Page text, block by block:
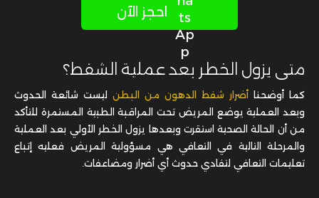
احجز الآن
متى يزول الخطر بعد عملية الشفط؟
كما أوضحنا أضرار شفط الدهون من البطن ليست شائعة الحدوث
وبعد العملية يوضع المريض تحت المراقبة الطبية المستمرة للتأكد
من أن الحالة الصحية استقرت وبعدها يزول الخطر الأولي بعد العملية
والمرحلة التالية في التعافي هي مسؤولية المريض فعليه إتباع
تعليمات التعافي لتفادي حدوث أي أضرار ومضاعفات.